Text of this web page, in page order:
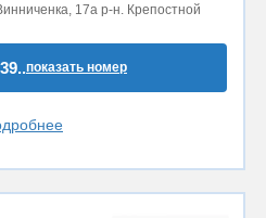
17а р-н. Крепостной
показать номер